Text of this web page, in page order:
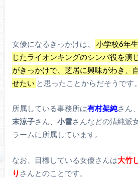
女優になるきっかけは、
小学校6年
じたライオンキングのシンバ役を演
がきっかけで、芝居に興味がわき、
せたい と思ったことからだそうです。
所属している事務所は有村架純さん、
末涼子さん、 小雪さんなどの清純派
ラームに所属しています。
なお、目標している女優さんは大竹
り さんとのことです。